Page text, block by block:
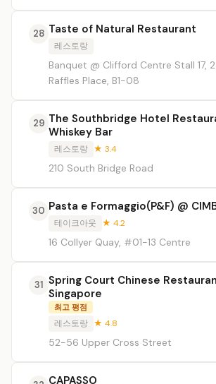
28 Taste of Natural Restaurant
레스토랑
Banquet @ Clifford Centre Stall 17,
Raffles Place, B1-08
29 The Southbridge Hotel
Whiskey Bar
레스토랑 ★ 3.4
210 South Bridge Road
30 Pasta e Formaggio(P&F) @
테이크아웃 ★ 4.2
16 Collyer Quay, #01-13 Centre
31 Spring Court Chinese
Singapore
최고 평점
레스토랑 ★ 4.8
52-56 Upper Cross Street
CAPASSO